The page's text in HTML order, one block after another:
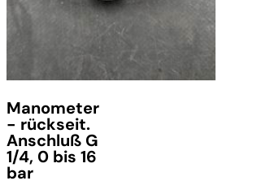
Manometer
- rückseit.
Anschluß G
1/4, 0 bis 16
bar